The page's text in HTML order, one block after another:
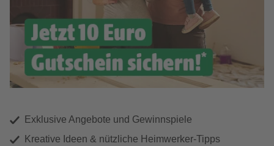
Exklusive Angebote und Gewinnspiele
Kreative Ideen & nützliche Heimwerker-Tipps